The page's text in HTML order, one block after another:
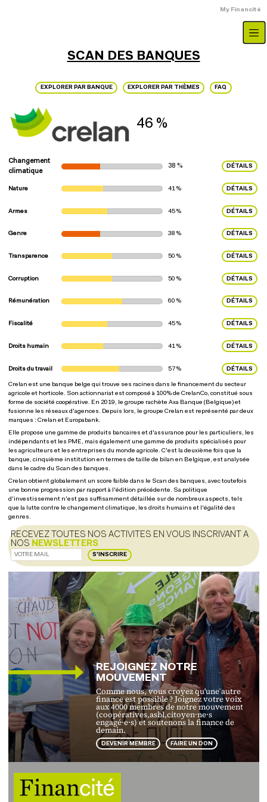
My Financité
SCAN DES BANQUES
EXPLORER PAR BANQUE EXPLORER PAR THÈMES FAQ
46 %
Changement
climatique
38 % DÉTAILS
Nature 41 % DÉTAILS
Armes 45 % DÉTAILS
Genre 38 % DÉTAILS
Transparence 50 % DÉTAILS
Corruption 50 % DÉTAILS
Rémunération 60 % DÉTAILS
Fiscalité 45 % DÉTAILS
Droits humain 41 % DÉTAILS
Droits du travail 57 % DÉTAILS
Crelan est une banque belge qui trouve ses racines dans le financement du secteur
agricole et horticole. Son actionnariat est composé à 100% de CrelanCo, constitué sous
forme de société coopérative. En 2019, le groupe rachète Axa Banque (Belgique) et
fusionne les réseaux d'agences. Depuis lors, le groupe Crelan est représenté par deux
marques : Crelan et Europabank.
Elle propose une gamme de produits bancaires et d'assurance pour les particuliers, les
indépendants et les PME, mais également une gamme de produits spécialisés pour
les agriculteurs et les entreprises du monde agricole. C'est la deuxième fois que la
banque, cinquième institution en termes de taille de bilan en Belgique, est analysée
dans le cadre du Scan des banques.
Crelan obtient globalement un score faible dans le Scan des banques, avec toutefois
une bonne progression par rapport à l'édition précédente. Sa politique
d'investissement n'est pas suffisamment détaillée sur de nombreux aspects, tels
que la lutte contre le changement climatique, les droits humains et l'égalité des
genres.
RECEVEZ TOUTES NOS ACTIVITES EN VOUS INSCRIVANT A
NOS NEWSLETTERS
S'INSCRIRE
REJOIGNEZ NOTRE
MOUVEMENT
Comme nous, vous croyez qu'une autre
finance est possible ? Joignez votre voix
aux 4000 membres de notre mouvement
(coopératives,asbl,citoyen·ne·s
engagé·e·s) et soutenons la finance de
demain.
DEVENIR MEMBRE FAIRE UN DON